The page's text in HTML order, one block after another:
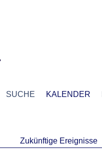
SUCHE KALENDER
Zukünftige Ereignisse